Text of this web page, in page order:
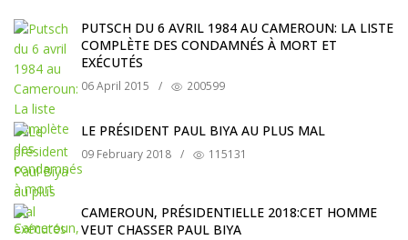
PUTSCH DU 6 AVRIL 1984 AU CAMEROUN: LA LISTE
COMPLÈTE DES CONDAMNÉS À MORT ET
EXÉCUTÉS
06 April 2015 / 200599
LE PRÉSIDENT PAUL BIYA AU PLUS MAL
09 February 2018 / 115131
CAMEROUN, PRÉSIDENTIELLE 2018:CET HOMME
VEUT CHASSER PAUL BIYA